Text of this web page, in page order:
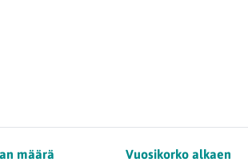
määrä Vuosikorko alkaen